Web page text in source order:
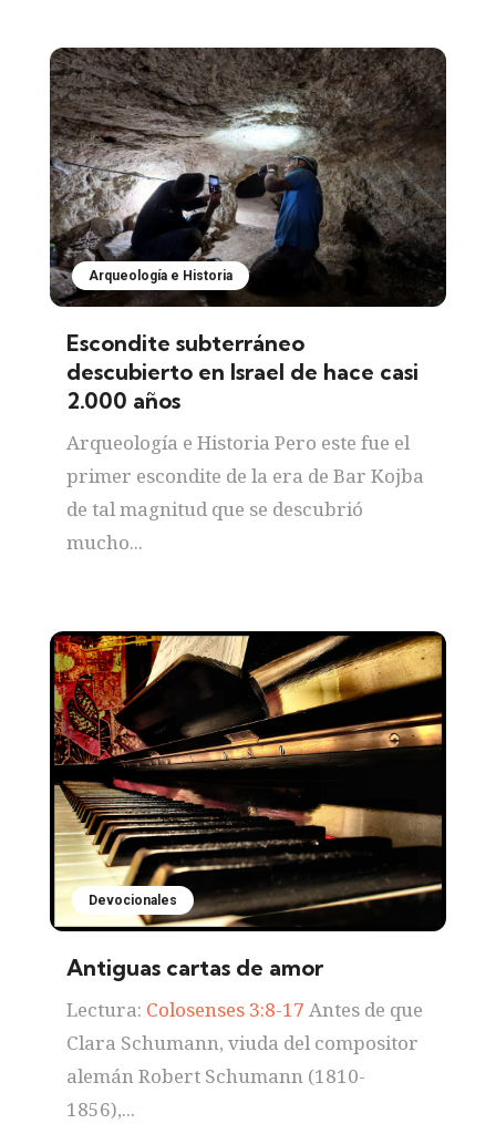
Arqueología e Historia
Escondite subterráneo
descubierto en Israel de hace casi
2.000 años
Arqueología e Historia Pero este fue el
primer escondite de la era de Bar Kojba
de tal magnitud que se descubrió
mucho...
Devocionales
Antiguas cartas de amor
Lectura: Colosenses 3:8-17 Antes de que
Clara Schumann, viuda del compositor
alemán Robert Schumann (1810-
1856),...